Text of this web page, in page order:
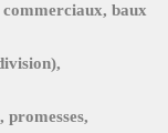
baux